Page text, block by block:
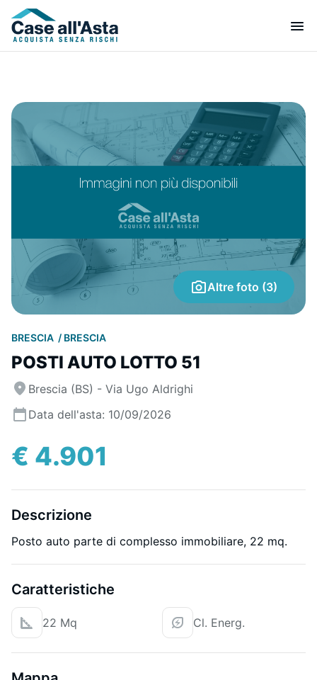
Altre foto (3)
BRESCIA BRESCIA
POSTI AUTO LOTTO 51
Brescia (BS) - Via Ugo Aldrighi
Data dell'asta: 10/09/2026
€ 4.901
Descrizione
Posto auto parte di complesso immobiliare, 22 mq.
Caratteristiche
22 Mq Cl. Energ.